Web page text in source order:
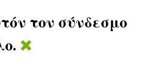
τον σύνδεσμο